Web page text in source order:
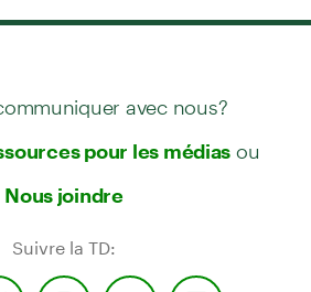
avec nous?
pour les médias ou
Nous joindre
Suivre la TD: